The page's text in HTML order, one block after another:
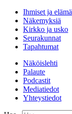
Ihmiset ja elämä
Näkemyksiä
Kirkko ja usko
Seurakunnat
Tapahtumat
Näköislehti
Palaute
Podcastit
Mediatiedot
Yhteystiedot